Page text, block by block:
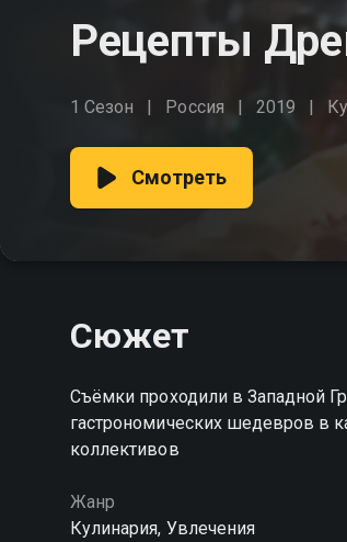
Рецепты
1 Сезон Россия 2019
Смотреть
Сюжет
Съёмки проходили в Западной
гастрономических шедевров в
коллективов
Жанр
Кулинария, Увлечения